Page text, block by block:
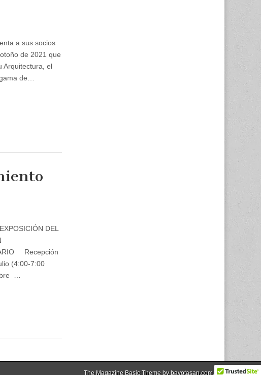
a sus socios
de 2021 que
Arquitectura, el
de…
DEL
Recepción
(4:00-7:00
…
The Magazine Basic Theme bybavotasan.com.